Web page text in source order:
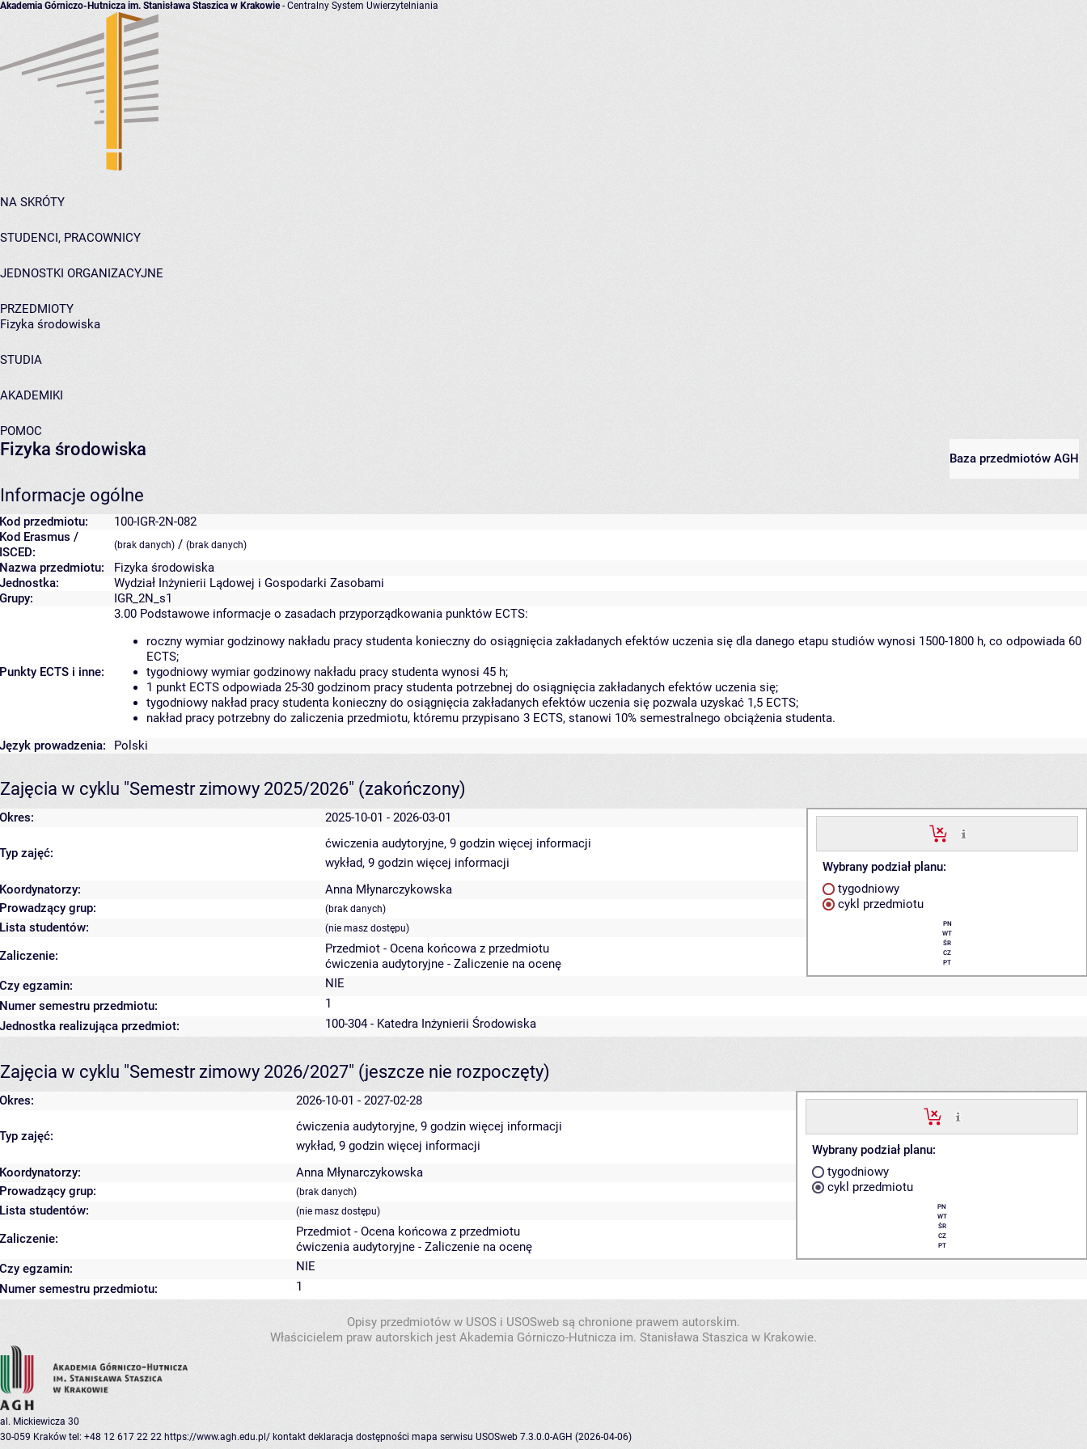
Akademia Górniczo-Hutnicza im. Stanisława Staszica w Krakowie- Centralny System Uwierzytelniania
NA SKRÓTY
STUDENCI, PRACOWNICY
JEDNOSTKI ORGANIZACYJNE
PRZEDMIOTY
Fizyka środowiska
STUDIA
AKADEMIKI
POMOC
Baza przedmiotów AGH
Fizyka środowiska
Informacje ogólne
Kod przedmiotu:
100-IGR-2N-082
Kod Erasmus /
ISCED:
(brak danych) / (brak danych)
Nazwa przedmiotu:
Fizyka środowiska
Jednostka:
Wydział Inżynierii Lądowej i Gospodarki Zasobami
Grupy:
IGR_2N_s1
Punkty ECTS i inne:
3.00 Podstawowe informacje o zasadach przyporządkowania punktów ECTS:
roczny wymiar godzinowy nakładu pracy studenta konieczny do osiągnięcia zakładanych efektów uczenia się dla danego etapu studiów wynosi 1500-1800 h, co odpowiada 60
ECTS;
tygodniowy wymiar godzinowy nakładu pracy studenta wynosi 45 h;
1 punkt ECTS odpowiada 25-30 godzinom pracy studenta potrzebnej do osiągnięcia zakładanych efektów uczenia się;
tygodniowy nakład pracy studenta konieczny do osiągnięcia zakładanych efektów uczenia się pozwala uzyskać 1,5 ECTS;
nakład pracy potrzebny do zaliczenia przedmiotu, któremu przypisano 3 ECTS, stanowi 10% semestralnego obciążenia studenta.
Język prowadzenia:
Polski
Zajęcia w cyklu "Semestr zimowy 2025/2026" (zakończony)
Okres: 2025-10-01 - 2026-03-01
Wybrany podział planu:
tygodniowy
cykl przedmiotu
PN
WT
ŚR
CZ
PT
Typ zajęć:
ćwiczenia audytoryjne, 9 godzin więcej informacji
wykład, 9 godzin więcej informacji
Koordynatorzy:
Anna Młynarczykowska
Prowadzący grup:
(brak danych)
Lista studentów: (nie masz dostępu)
Zaliczenie:
Przedmiot - Ocena końcowa z przedmiotu
ćwiczenia audytoryjne - Zaliczenie na ocenę
Czy egzamin:
NIE
Numer semestru przedmiotu:
1
Jednostka realizująca przedmiot:
100-304 - Katedra Inżynierii Środowiska
Zajęcia w cyklu "Semestr zimowy 2026/2027" (jeszcze nie rozpoczęty)
Okres: 2026-10-01 - 2027-02-28
Wybrany podział planu:
tygodniowy
cykl przedmiotu
PN
WT
ŚR
CZ
PT
Typ zajęć:
ćwiczenia audytoryjne, 9 godzin więcej informacji
wykład, 9 godzin więcej informacji
Koordynatorzy:
Anna Młynarczykowska
Prowadzący grup:
(brak danych)
Lista studentów: (nie masz dostępu)
Zaliczenie:
Przedmiot - Ocena końcowa z przedmiotu
ćwiczenia audytoryjne - Zaliczenie na ocenę
Czy egzamin:
NIE
Numer semestru przedmiotu:
1
Opisy przedmiotów w USOS i USOSweb są chronione prawem autorskim.
Właścicielem praw autorskich jest Akademia Górniczo-Hutnicza im. Stanisława Staszica w Krakowie.
al. Mickiewicza 30
30-059 Kraków tel: +48 12 617 22 22 https://www.agh.edu.pl/ kontakt deklaracja dostępności mapa serwisu USOSweb 7.3.0.0-AGH (2026-04-06)